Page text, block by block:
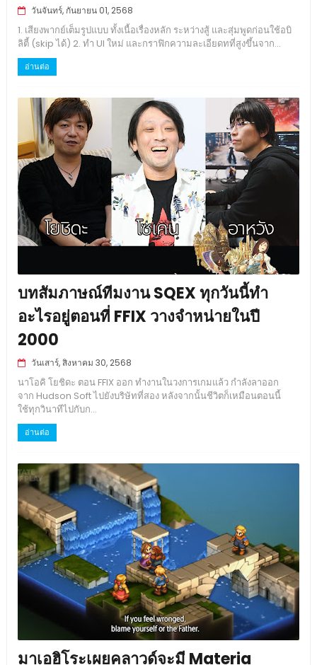
วันจันทร์, กันยายน 01, 2568
1. เสียงพากย์เต็มรูปแบบ ทั้งเนื้อเรื่องหลัก ระหว่างสู้ และสุ่มพูดก่อนใช้อบิ
ลิตี้ (skip ได้) 2. ทำ UI ใหม่ และกราฟิกความละเอียดทที่สูงขึ้นจาก...
อ่านต่อ
บทสัมภาษณ์ทีมงาน SQEX ทุกวันนี้ทำ
อะไรอยู่ตอนที่ FFIX วางจำหน่ายในปี
2000
วันเสาร์, สิงหาคม 30, 2568
นาโอคิ โยชิดะ ตอน FFIX ออก ทำงานในวงการเกมแล้ว กำลังลาออก
จาก Hudson Soft ไปยังบริษัทที่สอง หลังจากนั้นชีวิตก็เหมือนตอนนี้
ใช้ทุกวินาทีไปกับก...
อ่านต่อ
มาเอฮิโระเผยคลาวด์จะมี Materia